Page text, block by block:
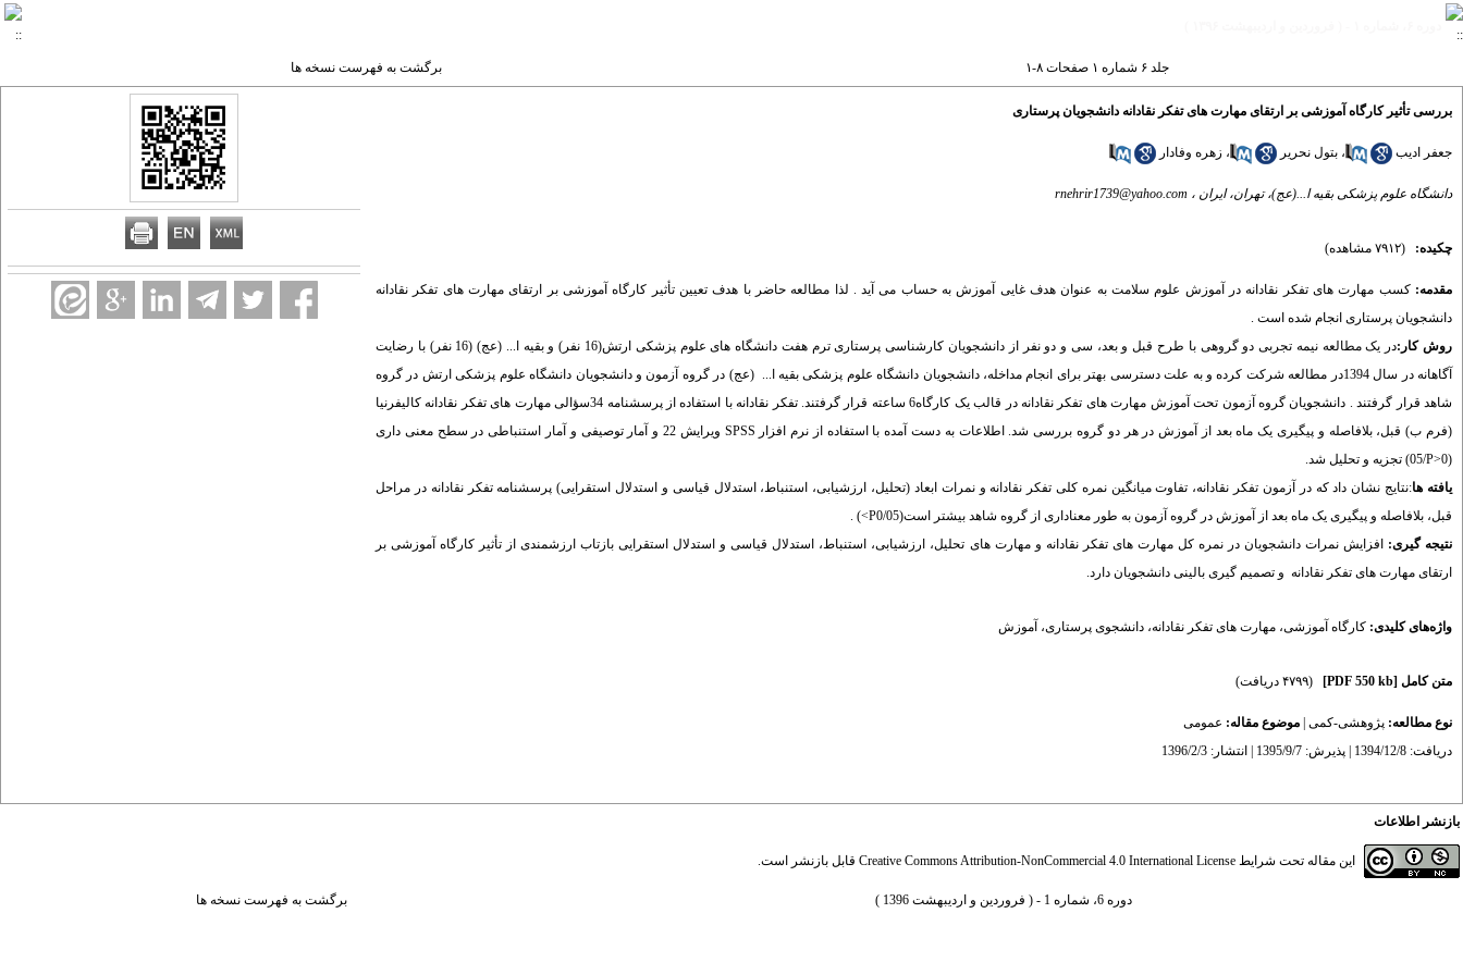
جلد ۶ شماره ۱ صفحات ۸-۱ برگشت به فهرست نسخه ها
بررسی تأثیر کارگاه آموزشی بر ارتقای مهارت های تفکر نقادانه دانشجویان پرستاری
جعفر ادیب ، بتول نحریر ، زهره وفادار
دانشگاه علوم پزشکی بقیه ا...(عج)، تهران، ایران ، rnehrir1739@yahoo.com
چکیده: (۷۹۱۲ مشاهده)
مقدمه: کسب مهارت های تفکر نقادانه در آموزش علوم سلامت به عنوان هدف غایی آموزش به حساب می آید . لذا مطالعه حاضر با هدف تعیین تأثیر کارگاه آموزشی بر ارتقای مهارت های تفکر نقادانه
دانشجویان پرستاری انجام شده است .
روش کار:
در یک مطالعه نیمه تجربی دو گروهی با طرح قبل و بعد، سی و دو نفر از دانشجویان کارشناسی پرستاری ترم هفت دانشگاه های علوم پزشکی ارتش(16 نفر) و بقیه ا... (عج) (16 نفر) با رضایت
آگاهانه در سال 1394در مطالعه شرکت کرده و به علت دسترسی بهتر برای انجام مداخله، دانشجویان دانشگاه علوم پزشکی بقیه ا... (عج) در گروه آزمون و دانشجویان دانشگاه علوم پزشکی ارتش در گروه
شاهد قرار گرفتند . دانشجویان گروه آزمون تحت آموزش مهارت های تفکر نقادانه در قالب یک کارگاه6 ساعته قرار گرفتند. تفکر نقادانه با استفاده از پرسشنامه 34سؤالی مهارت های تفکر نقادانه کالیفرنیا
(فرم ب) قبل، بلافاصله و پیگیری یک ماه بعد از آموزش در هر دو گروه بررسی شد. اطلاعات به دست آمده با استفاده از نرم افزار SPSS
ویرایش 22 و آمار توصیفی و آمار استنباطی در سطح معنی داری
(
P>0/05) تجزیه و تحلیل شد.
یافته ها:نتایج نشان داد که در آزمون تفکر نقادانه، تفاوت میانگین نمره کلی تفکر نقادانه و نمرات ابعاد (تحلیل، ارزشیابی، استنباط، استدلال قیاسی و استدلال استقرایی) پرسشنامه تفکر نقادانه در مراحل
قبل، بلافاصله و پیگیری یک ماه بعد از آموزش در گروه آزمون به طور معناداری از گروه شاهد بیشتر است(0/05
P
<
) .
نتیجه گیری:
افزایش نمرات دانشجویان در نمره کل مهارت های تفکر نقادانه و مهارت های تحلیل، ارزشیابی، استنباط، استدلال قیاسی و استدلال استقرایی بازتاب ارزشمندی از تأثیر کارگاه آموزشی بر
ارتقای مهارت های تفکر نقادانه و تصمیم گیری بالینی دانشجویان دارد.
واژه‌های کلیدی: کارگاه آموزشی، مهارت های تفکر نقادانه، دانشجوی پرستاری، آموزش
متن کامل [PDF 550 kb] (۴۷۹۹ دریافت)
نوع مطالعه: پژوهشی-کمی موضوع مقاله: عمومى
دریافت: 1394/12/8 | پذیرش: 1395/9/7 | انتشار: 1396/2/3
بازنشر اطلاعات
این مقاله تحت شرایط Creative Commons Attribution-NonCommercial 4.0 International License قابل بازنشر است.
دوره 6، شماره 1 - ( فروردین و اردیبهشت 1396 ) برگشت به فهرست نسخه ها